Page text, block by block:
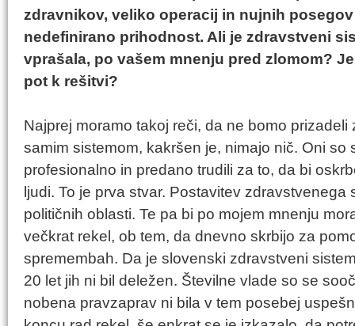
zdravnikov, veliko operacij in nujnih
nedefinirano prihodnost. Ali je zdravstveni
vprašala, po vašem mnenju pred zlomom?
pot k rešitvi?
Najprej moramo takoj reči, da ne bomo
samim sistemom, kakršen je, nimajo nič. Oni so
profesionalno in predano trudili za to, da bi
ljudi. To je prva stvar. Postavitev
političnih oblasti. Te pa bi po mojem mnenju
večkrat rekel, ob tem, da dnevno skrbijo za
spremembah. Da je slovenski zdravstveni
20 let jih ni bil deležen. Številne vlade so se
nobena pravzaprav ni bila v tem posebej